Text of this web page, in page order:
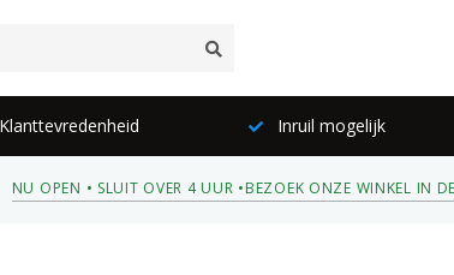
Inruil mogelijk
NU OPEN • SLUIT OVER 4 UUR •BEZOEK ONZE WINKEL IN